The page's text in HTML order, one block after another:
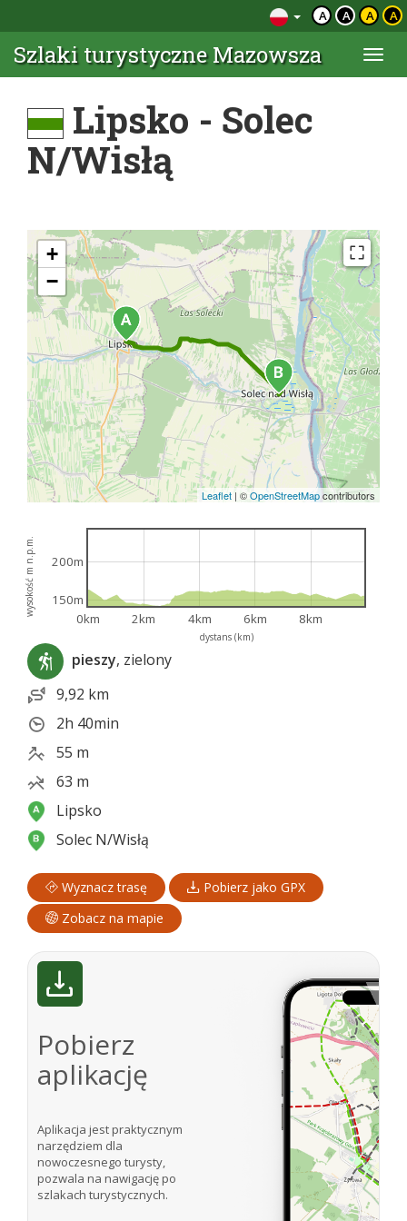
A A A A
Szlaki turystyczne Mazowsza
Lipsko - Solec
N/Wisłą
+
−
Leaflet | ©OpenStreetMapcontributors
dystans (km)
wysokość m n.p.m.
0km 2km 4km 6km 8km
150m
200m
pieszy, zielony
9,92 km
2h 40min
55 m
63 m
Lipsko
Solec N/Wisłą
Wyznacz trasę
Pobierz jako GPX
Zobacz na mapie
Pobierz
aplikację
Aplikacja jest praktycznym
narzędziem dla
nowoczesnego turysty,
pozwala na nawigację po
szlakach turystycznych.